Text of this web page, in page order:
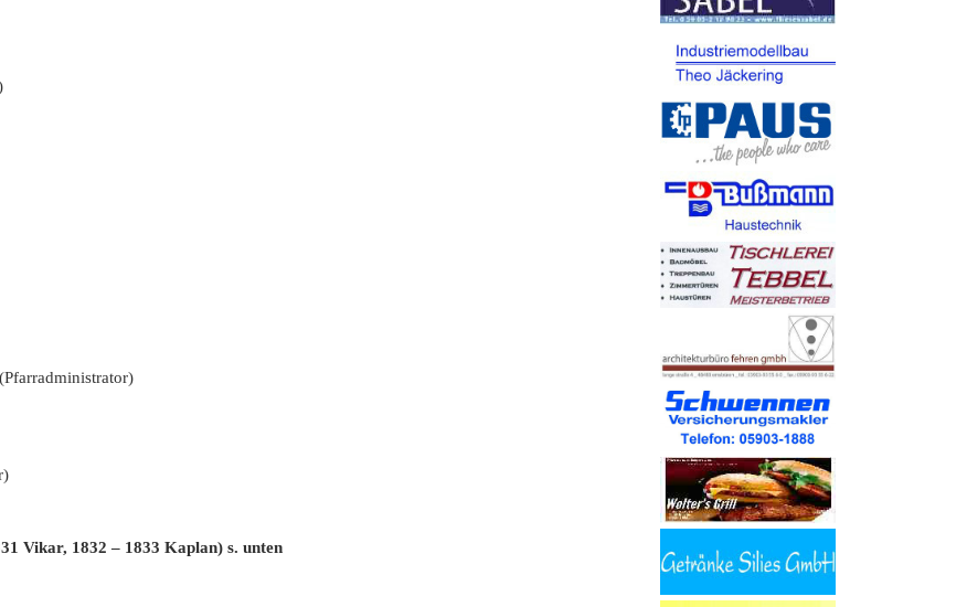
Konrad
Vronden
(Pfarradministrator)
Varwick
1832 – 1833 Kaplan) s. unten
Schröder